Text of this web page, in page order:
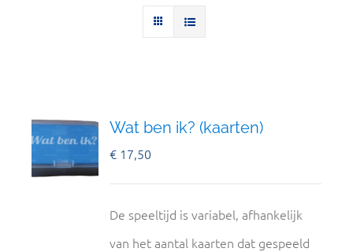
Wat ben ik? (kaarten)
€ 17,50
De speeltijd is variabel, afhankelijk
van het aantal kaarten dat gespeeld